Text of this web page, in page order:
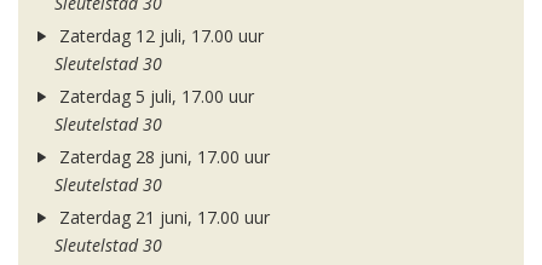
Zaterdag 12 juli, 17.00 uur
Sleutelstad 30
Zaterdag 5 juli, 17.00 uur
Sleutelstad 30
Zaterdag 28 juni, 17.00 uur
Sleutelstad 30
Zaterdag 21 juni, 17.00 uur
Sleutelstad 30